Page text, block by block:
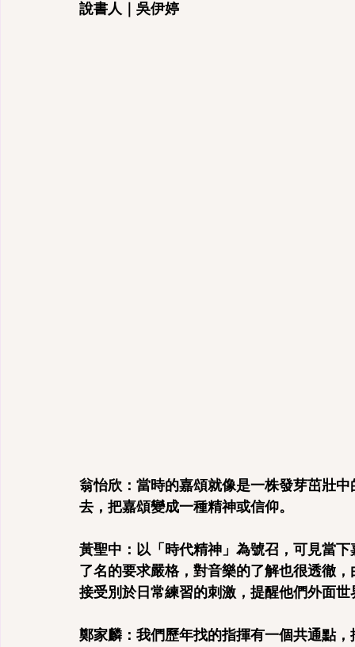
說書人｜吳伊婷
翁怡欣：當時的嘉頌就像是一株發芽茁壯
去，把嘉頌變成一種精神或信仰。
黃聖中：以「時代精神」為號召，可見當
了名的要求嚴格，對音樂的了解也很透徹
接受別於日常練習的刺激，提醒他們外面
鄭家麟：我們歷年找的指揮有一個共通點